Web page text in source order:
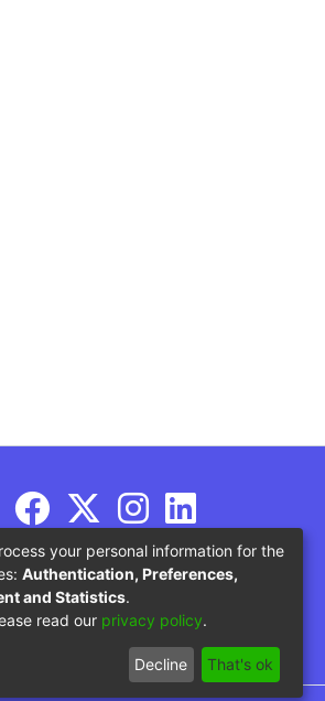
de Educación
your personal information for the
Authentication, Preferences,
and Statistics.
read our privacy policy.
Decline That's ok